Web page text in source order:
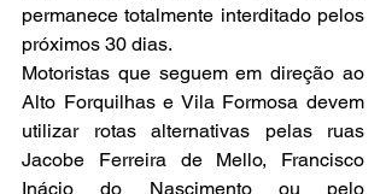
permanece totalmente interditado pelos
próximos 30 dias.
Motoristas que seguem em direção ao
Alto Forquilhas e Vila Formosa devem
utilizar rotas alternativas pelas ruas
Jacobe Ferreira de Mello, Francisco
Inácio do Nascimento ou pelo